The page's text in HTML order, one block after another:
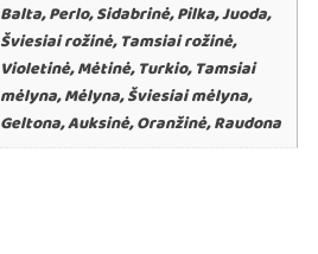
Balta, Perlo, Sidabrinė, Pilka, Juoda,
Šviesiai rožinė, Tamsiai rožinė,
Violetinė, Mėtinė, Turkio, Tamsiai
mėlyna, Mėlyna, Šviesiai mėlyna,
Geltona, Auksinė, Oranžinė, Raudona